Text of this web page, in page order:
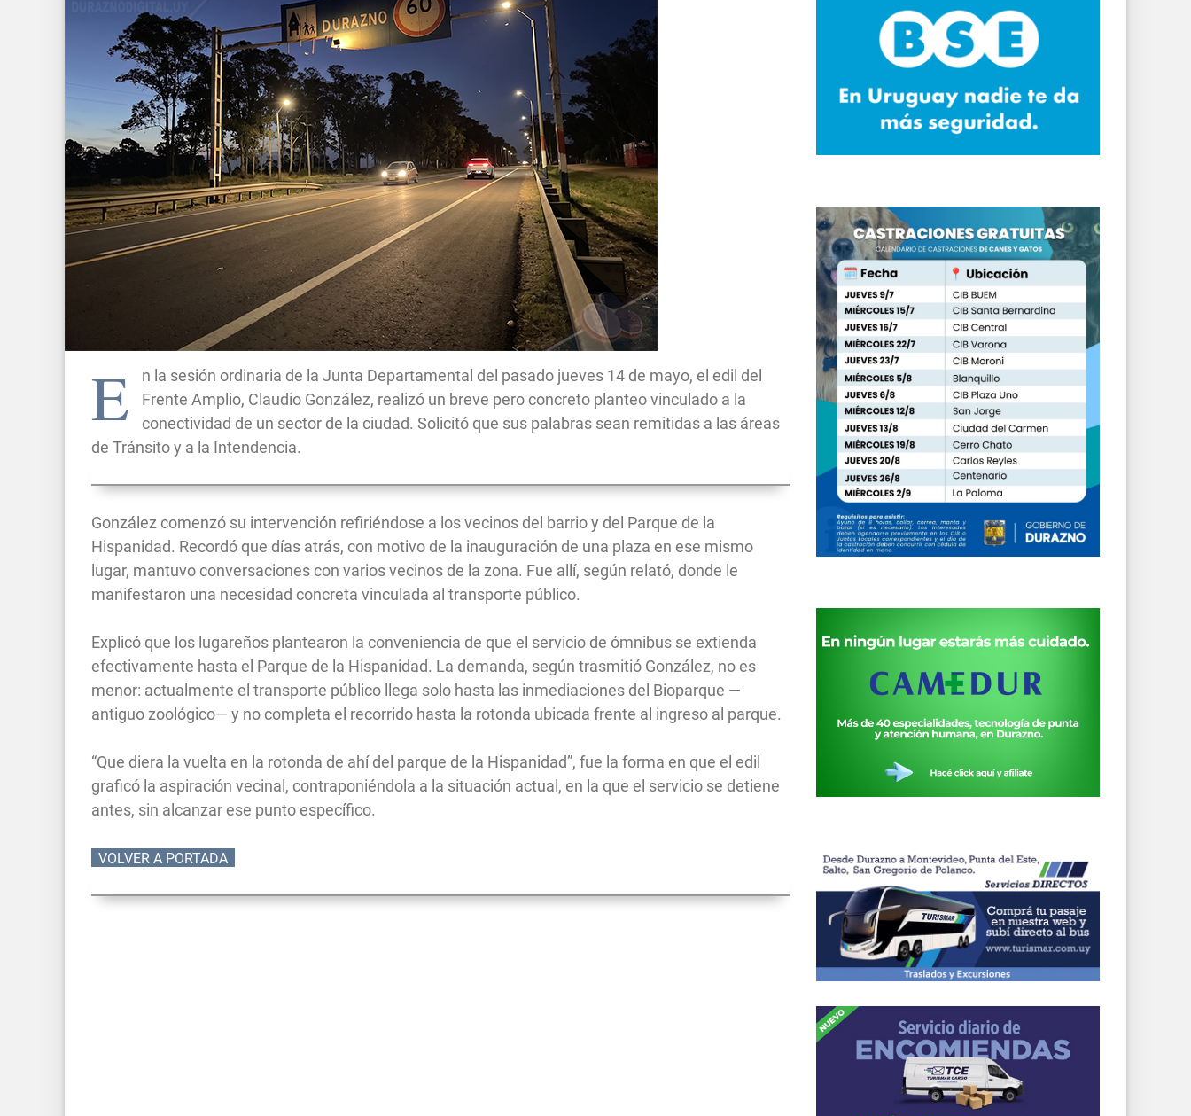
E
n la sesión ordinaria de la Junta Departamental del pasado jueves 14 de mayo, el edil del
Frente Amplio, Claudio González, realizó un breve pero concreto planteo vinculado a la
conectividad de un sector de la ciudad. Solicitó que sus palabras sean remitidas a las áreas
de Tránsito y a la Intendencia.
González comenzó su intervención refiriéndose a los vecinos del barrio y del Parque de la
Hispanidad. Recordó que días atrás, con motivo de la inauguración de una plaza en ese mismo
lugar, mantuvo conversaciones con varios vecinos de la zona. Fue allí, según relató, donde le
manifestaron una necesidad concreta vinculada al transporte público.
Explicó que los lugareños plantearon la conveniencia de que el servicio de ómnibus se extienda
efectivamente hasta el Parque de la Hispanidad. La demanda, según trasmitió González, no es
menor: actualmente el transporte público llega solo hasta las inmediaciones del Bioparque —
antiguo zoológico— y no completa el recorrido hasta la rotonda ubicada frente al ingreso al parque.
“Que diera la vuelta en la rotonda de ahí del parque de la Hispanidad”, fue la forma en que el edil
graficó la aspiración vecinal, contraponiéndola a la situación actual, en la que el servicio se detiene
antes, sin alcanzar ese punto específico.
VOLVER A PORTADA